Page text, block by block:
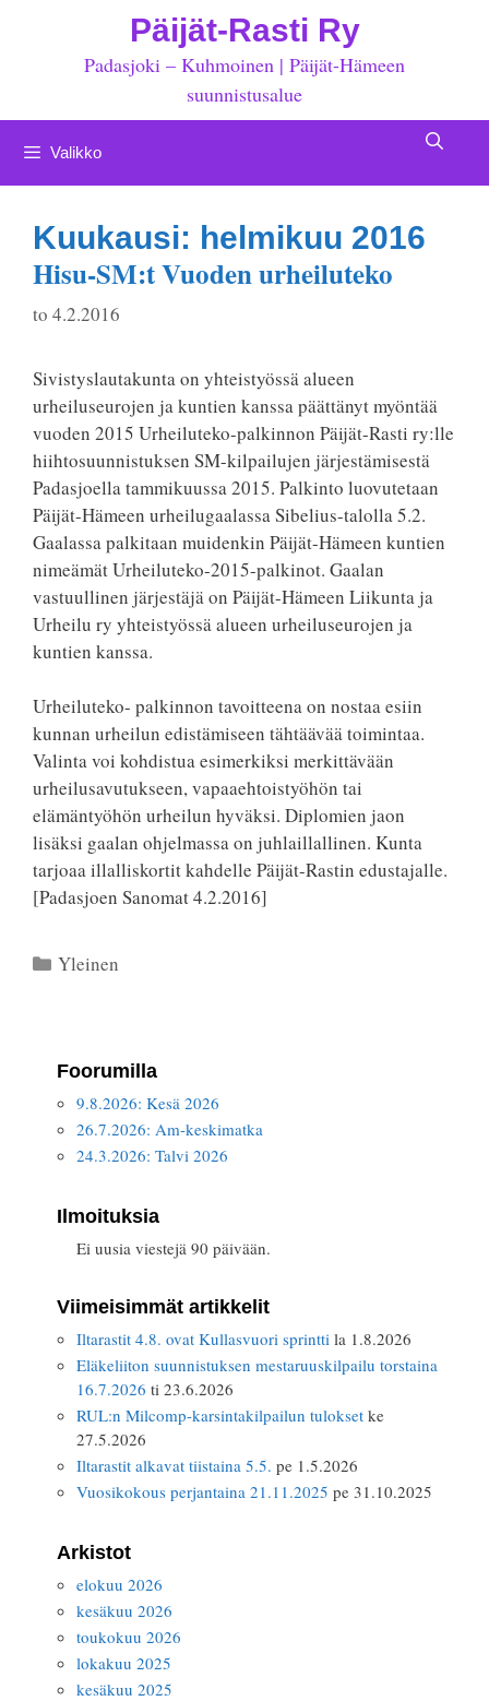
Päijät-Rasti Ry
Padasjoki – Kuhmoinen | Päijät-Hämeen
suunnistusalue
Valikko
Kuukausi: helmikuu 2016
Hisu-SM:t Vuoden urheiluteko
to 4.2.2016
Sivistyslautakunta on yhteistyössä alueen
urheiluseurojen ja kuntien kanssa päättänyt myöntää
vuoden 2015 Urheiluteko-palkinnon Päijät-Rasti ry:lle
hiihtosuunnistuksen SM-kilpailujen järjestämisestä
Padasjoella tammikuussa 2015. Palkinto luovutetaan
Päijät-Hämeen urheilugaalassa Sibelius-talolla 5.2.
Gaalassa palkitaan muidenkin Päijät-Hämeen kuntien
nimeämät Urheiluteko-2015-palkinot. Gaalan
vastuullinen järjestäjä on Päijät-Hämeen Liikunta ja
Urheilu ry yhteistyössä alueen urheiluseurojen ja
kuntien kanssa.
Urheiluteko- palkinnon tavoitteena on nostaa esiin
kunnan urheilun edistämiseen tähtäävää toimintaa.
Valinta voi kohdistua esimerkiksi merkittävään
urheilusavutukseen, vapaaehtoistyöhön tai
elämäntyöhön urheilun hyväksi. Diplomien jaon
lisäksi gaalan ohjelmassa on juhlaillallinen. Kunta
tarjoaa illalliskortit kahdelle Päijät-Rastin edustajalle.
[Padasjoen Sanomat 4.2.2016]
Kategoriat
Yleinen
Foorumilla
9.8.2026: Kesä 2026
26.7.2026: Am-keskimatka
24.3.2026: Talvi 2026
Ilmoituksia
Ei uusia viestejä 90 päivään.
Viimeisimmät artikkelit
Iltarastit 4.8. ovat Kullasvuori sprintti la 1.8.2026
Eläkeliiton suunnistuksen mestaruuskilpailu torstaina
16.7.2026 ti 23.6.2026
RUL:n Milcomp-karsintakilpailun tulokset ke
27.5.2026
Iltarastit alkavat tiistaina 5.5. pe 1.5.2026
Vuosikokous perjantaina 21.11.2025 pe 31.10.2025
Arkistot
elokuu 2026
kesäkuu 2026
toukokuu 2026
lokakuu 2025
kesäkuu 2025